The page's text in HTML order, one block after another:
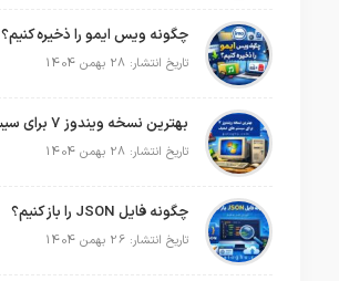
چگونه ویس ایمو را ذخیره کنیم؟
تاریخ انتشار: 28 بهمن 1404
تاریخ انتشار: 28 بهمن 1404
چگونه فایل JSON را باز کنیم؟
تاریخ انتشار: 26 بهمن 1404